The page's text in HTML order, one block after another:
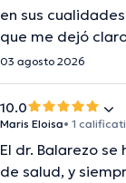
en sus
que me dejó
03 agosto 2026
10.0
Maris Eloisa• 1
El dr. Balarezo
de salud, y